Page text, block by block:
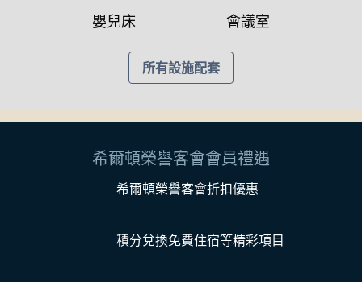
嬰兒床 會議室
所有設施配套
希爾頓榮譽客會會員禮遇
希爾頓榮譽客會折扣優惠
積分兌換免費住宿等精彩項目